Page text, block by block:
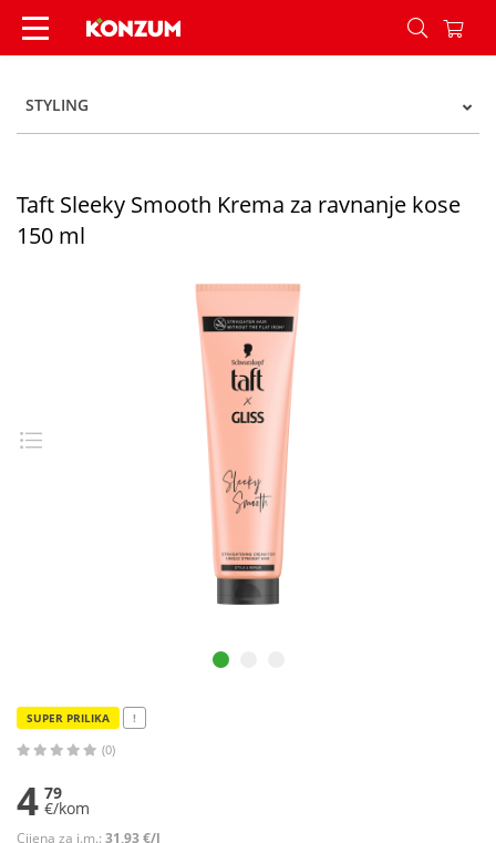
Taft Sleeky Smooth Krema za ravnanje kose 150
STYLING
Taft Sleeky Smooth Krema za ravnanje kose
150 ml
SUPER PRILIKA !
(0)
4 79
€/kom
Cijena za j.m.: 31,93 €/l